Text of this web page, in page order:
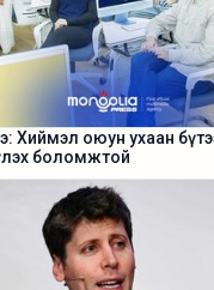
Хиймэл оюун ухаан
боломжтой